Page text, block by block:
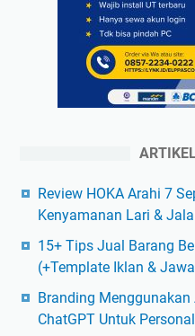
Review HOKA Arahi 7
Kenyamanan Lari &
15+ Tips Jual Barang
(+Template Iklan &
Branding
ChatGPT Untuk